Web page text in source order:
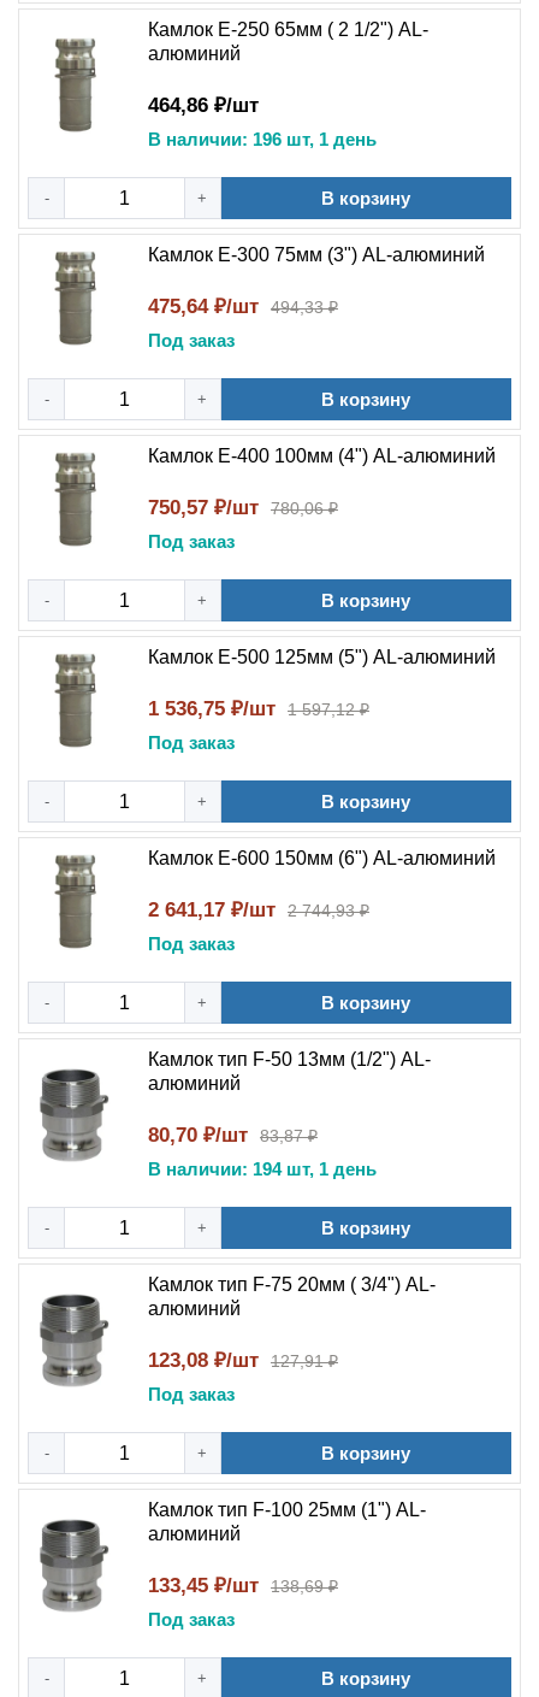
Камлок E-250 65мм ( 2 1/2") AL-
алюминий
464,86 ₽/шт
В наличии: 196 шт, 1 день
- + В корзину
Камлок E-300 75мм (3") AL-алюминий
475,64 ₽/шт 494,33 ₽
Под заказ
- + В корзину
Камлок E-400 100мм (4") AL-алюминий
750,57 ₽/шт 780,06 ₽
Под заказ
- + В корзину
Камлок E-500 125мм (5") AL-алюминий
1 536,75 ₽/шт 1 597,12 ₽
Под заказ
- + В корзину
Камлок E-600 150мм (6") AL-алюминий
2 641,17 ₽/шт 2 744,93 ₽
Под заказ
- + В корзину
Камлок тип F-50 13мм (1/2") AL-
алюминий
80,70 ₽/шт 83,87 ₽
В наличии: 194 шт, 1 день
- + В корзину
Камлок тип F-75 20мм ( 3/4") AL-
алюминий
123,08 ₽/шт 127,91 ₽
Под заказ
- + В корзину
Камлок тип F-100 25мм (1") AL-
алюминий
133,45 ₽/шт 138,69 ₽
Под заказ
- + В корзину